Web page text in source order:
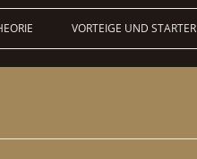
VORTEIGE UND STARTER